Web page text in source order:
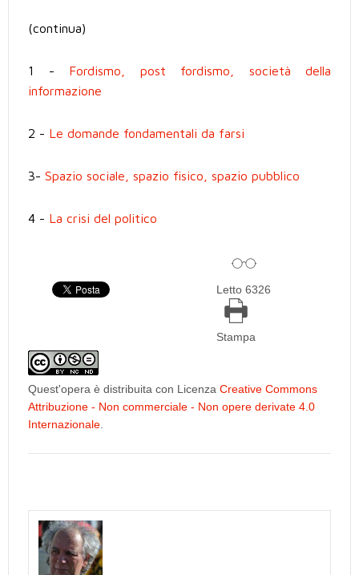
(continua)
1 - Fordismo, post fordismo, società della
informazione
2 - Le domande fondamentali da farsi
3- Spazio sociale, spazio fisico, spazio pubblico
4 - La crisi del politico
Letto 6326
Stampa
Quest'opera è distribuita con Licenza Creative Commons
Attribuzione - Non commerciale - Non opere derivate 4.0
Internazionale.